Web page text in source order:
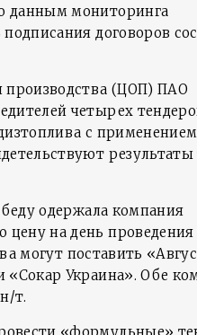
данным мониторинга
договоров
производства (ЦОП) ПАО
четырех
с применением
результаты
одержала компания
на день проведения
могут поставить
Украина». Обе
т.